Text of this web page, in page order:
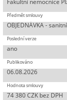
OBJEDNÁVKA -
ano
06.08.2026
74 380 CZK bez DPH